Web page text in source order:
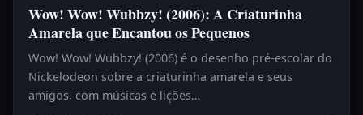
Wow! Wow! Wubbzy! (2006): A Criaturinha
Amarela que Encantou os Pequenos
Wow! Wow! Wubbzy! (2006) é o desenho pré-escolar do
Nickelodeon sobre a criaturinha amarela e seus
amigos, com músicas e lições…